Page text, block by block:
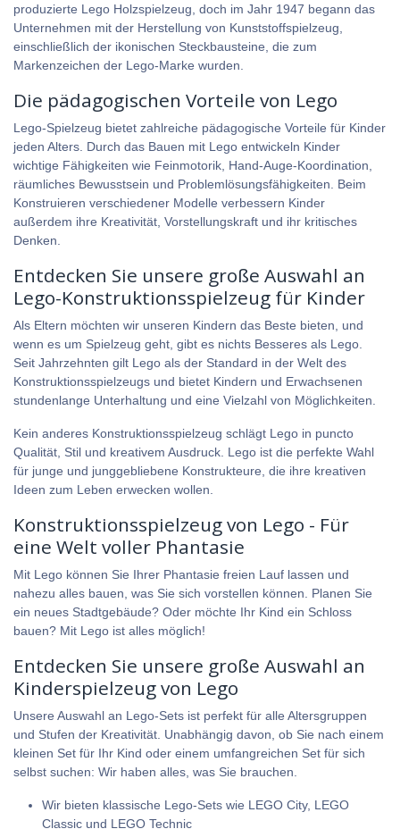
produzierte Lego Holzspielzeug, doch im Jahr 1947 begann das
Unternehmen mit der Herstellung von Kunststoffspielzeug,
einschließlich der ikonischen Steckbausteine, die zum
Markenzeichen der Lego-Marke wurden.
Die pädagogischen Vorteile von Lego
Lego-Spielzeug bietet zahlreiche pädagogische Vorteile für Kinder
jeden Alters. Durch das Bauen mit Lego entwickeln Kinder
wichtige Fähigkeiten wie Feinmotorik, Hand-Auge-Koordination,
räumliches Bewusstsein und Problemlösungsfähigkeiten. Beim
Konstruieren verschiedener Modelle verbessern Kinder
außerdem ihre Kreativität, Vorstellungskraft und ihr kritisches
Denken.
Entdecken Sie unsere große Auswahl an
Lego-Konstruktionsspielzeug für Kinder
Als Eltern möchten wir unseren Kindern das Beste bieten, und
wenn es um Spielzeug geht, gibt es nichts Besseres als Lego.
Seit Jahrzehnten gilt Lego als der Standard in der Welt des
Konstruktionsspielzeugs und bietet Kindern und Erwachsenen
stundenlange Unterhaltung und eine Vielzahl von Möglichkeiten.
Kein anderes Konstruktionsspielzeug schlägt Lego in puncto
Qualität, Stil und kreativem Ausdruck. Lego ist die perfekte Wahl
für junge und junggebliebene Konstrukteure, die ihre kreativen
Ideen zum Leben erwecken wollen.
Konstruktionsspielzeug von Lego - Für
eine Welt voller Phantasie
Mit Lego können Sie Ihrer Phantasie freien Lauf lassen und
nahezu alles bauen, was Sie sich vorstellen können. Planen Sie
ein neues Stadtgebäude? Oder möchte Ihr Kind ein Schloss
bauen? Mit Lego ist alles möglich!
Entdecken Sie unsere große Auswahl an
Kinderspielzeug von Lego
Unsere Auswahl an Lego-Sets ist perfekt für alle Altersgruppen
und Stufen der Kreativität. Unabhängig davon, ob Sie nach einem
kleinen Set für Ihr Kind oder einem umfangreichen Set für sich
selbst suchen: Wir haben alles, was Sie brauchen.
Wir bieten klassische Lego-Sets wie LEGO City, LEGO
Classic und LEGO Technic